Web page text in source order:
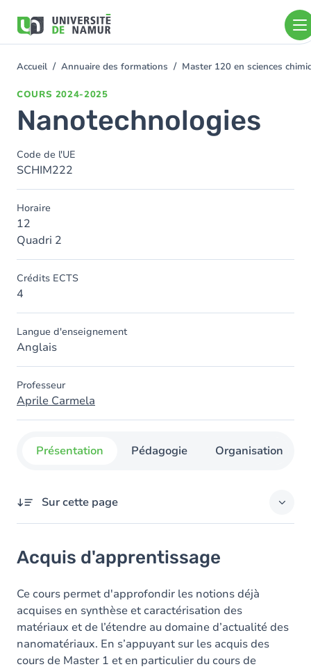
contenu
You
Accueil Annuaire des formations Master 120 en sciences
COURS 2024-2025
Nanotechnologies
Code de l'UE
SCHIM222
Horaire
12
Quadri 2
Crédits ECTS
4
Langue d'enseignement
Anglais
Professeur
Aprile Carmela
Présentation Pédagogie Organisation
Sur cette page
Objectifs
Contenu
Table des matières
Exercices
Acquis d'apprentissage
Ce cours permet d'approfondir les notions déjà
acquises en synthèse et caractérisation des
matériaux et de l’étendre au domaine d’actualité des
nanomatériaux. En s’appuyant sur les acquis des
cours de Master 1 et en particulier du cours de